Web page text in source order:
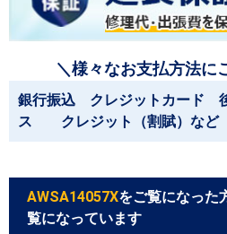
＼様々なお支払方法に
銀行振込 クレジットカード
ス クレジット（割賦）など
AWSA14057Xをご覧になった
覧になっています